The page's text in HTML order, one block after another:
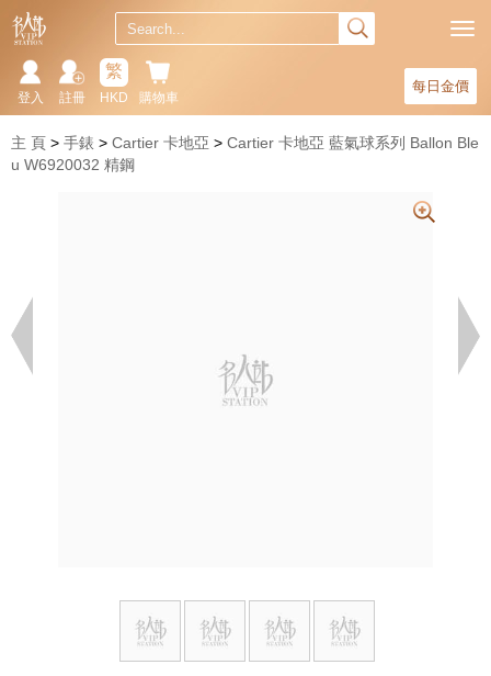
每日金價
購物車
繁
HKD
註冊
登入
主 頁 手錶 Cartier 卡地亞
Cartier 卡地亞 藍氣球系列 Ballon Ble
u W6920032 精鋼